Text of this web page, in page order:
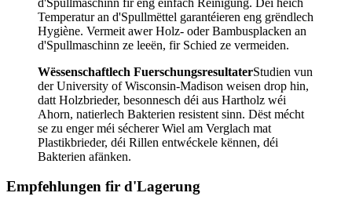
Temperatur an d'Spullmëttel garantéieren eng grëndlech
Hygiène. Vermeit awer Holz- oder Bambusplacken an
d'Spullmaschinn ze leeën, fir Schied ze vermeiden.
Wëssenschaftlech FuerschungsresultaterStudien vun
der University of Wisconsin-Madison weisen drop hin,
datt Holzbrieder, besonnesch déi aus Hartholz wéi
Ahorn, natierlech Bakterien resistent sinn. Dëst mécht
se zu enger méi sécherer Wiel am Verglach mat
Plastikbrieder, déi Rillen entwéckele kënnen, déi
Bakterien afänken.
Empfehlungen fir d'Lagerung